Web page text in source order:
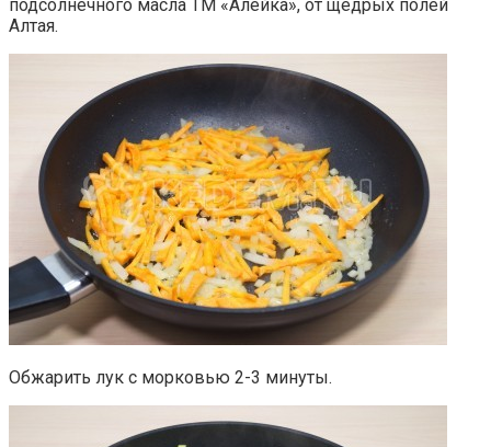
подсолнечного масла ТМ «Алейка», от щедрых полей
Алтая.
Обжарить лук с морковью 2-3 минуты.